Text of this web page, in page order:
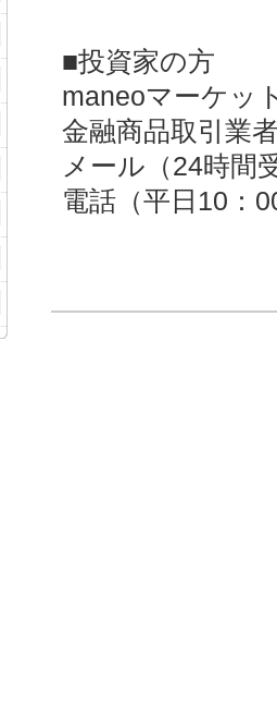
■投資家の方
maneoマーケッ
金融商品取引業
メール（24時間
電話（平日10：